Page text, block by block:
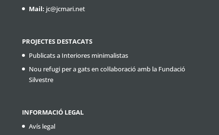
Mail: jc@jcmari.net
PROJECTES DESTACATS
Publicats a Interiores minimalistas
Nou refugi per a gats en col·laboració amb la Fundació
Silvestre
INFORMACIÓ LEGAL
Avís legal